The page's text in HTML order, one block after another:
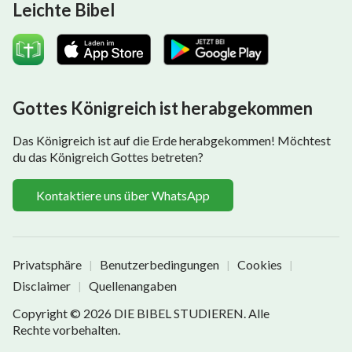
Leichte Bibel
Gottes Königreich ist herabgekommen
Das Königreich ist auf die Erde herabgekommen! Möchtest
du das Königreich Gottes betreten?
Kontaktiere uns über WhatsApp
Privatsphäre | Benutzerbedingungen | Cookies |
Disclaimer |
Quellenangaben
Copyright © 2026 DIE BIBEL STUDIEREN. Alle
Rechte vorbehalten.